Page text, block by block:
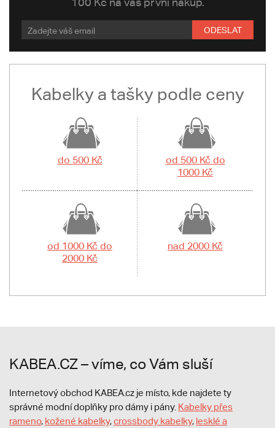
ODESLAT
Kabelky a tašky podle ceny
do 500 Kč
od 500 Kč do
1000 Kč
od 1000 Kč do
2000 Kč
nad 2000 Kč
KABEA.CZ – víme, co Vám sluší
Internetový obchod KABEA.cz je místo, kde najdete ty
správné modní doplňky pro dámy i pány. Kabelky přes
rameno, kožené kabelky,crossbody kabelky, lesklé a